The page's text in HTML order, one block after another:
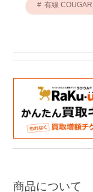
有線 COUGAR
商品について